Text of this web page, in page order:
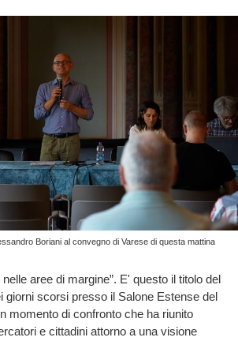
Boriani al convegno di Varese di questa mattina
aree di margine”. E' questo il titolo del
giorni scorsi presso il Salone Estense del
momento di confronto che ha riunito
e cittadini attorno a una visione